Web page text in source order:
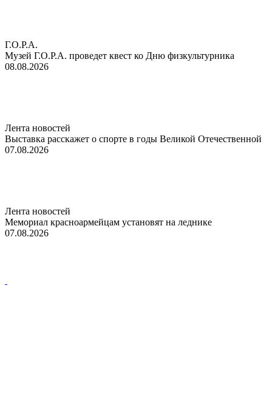
Г.О.Р.А.
Музей Г.О.Р.А. проведет квест ко Дню физкультурника
08.08.2026
Лента новостей
Выставка расскажет о спорте в годы Великой Отечественной
07.08.2026
Лента новостей
Мемориал красноармейцам установят на леднике
07.08.2026